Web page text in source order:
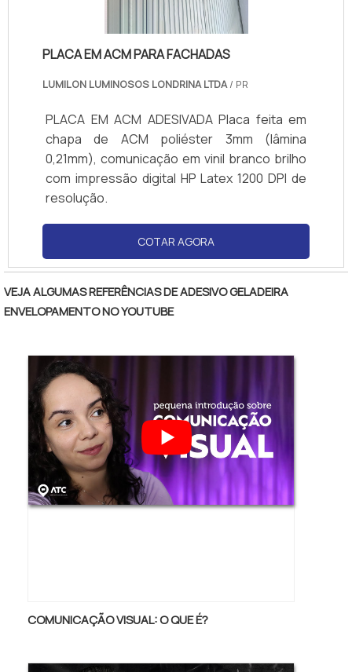
itens variados como adesivos e adesivação
de interiores com ótima qualidade e
precisão.Com o objetivo de trazer a
satisfação a todos os clientes, a empresa
conquistar a confiança de cada um. Tudo
isso só é possível através do investimento
em equipamentos modernos e profissionais
experientes. A Point Impressões é uma
empresa que tem se destacado no
garantindo uma entrega de excelência de
ponta a ponta. Saiba mais detalhes
solicitando um orçamento sem
compromisso!.
PLACA EM ACM PARA FACHADAS
LUMILON LUMINOSOS LONDRINA LTDA/ PR
PLACA EM ACM ADESIVADA Placa feita em
chapa de ACM poliéster 3mm (lâmina
0,21mm), comunicação em vinil branco brilho
com impressão digital HP Latex 1200 DPI de
resolução.
COTAR AGORA
VEJA ALGUMAS REFERÊNCIAS DE ADESIVO GELADEIRA
ENVELOPAMENTO NO YOUTUBE
COMUNICAÇÃO VISUAL: O QUE É?